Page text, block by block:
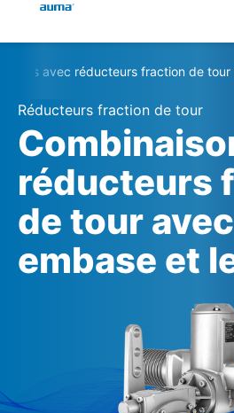
Produits
Solutions
Téléchargements
SAV support
Entreprise
Global
Europe
Asie et Océanie
Amérique du Nord
Recherche
avec réducteurs fraction de
Réducteurs fraction de tour
réducteurs
de tour avec
embase et